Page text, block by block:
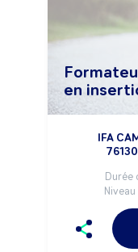
en
IFA
Durée